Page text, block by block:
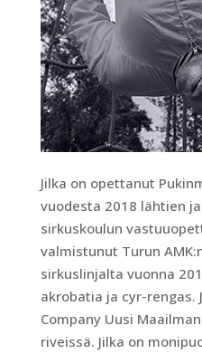
Jilka on opettanut
vuodesta 2018 lähtien
sirkuskoulun
valmistunut Turun
sirkuslinjalta vuonna
akrobatia ja cyr-rengas.
Company Uusi
riveissä. Jilka on